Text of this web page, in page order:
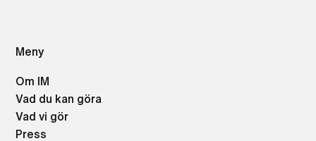
Meny
Om IM
Vad du kan göra
Vad vi gör
Press